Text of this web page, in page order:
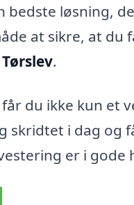
løsning,
at sikre, at du
.
du ikke kun
skridtet i dag og
er i gode